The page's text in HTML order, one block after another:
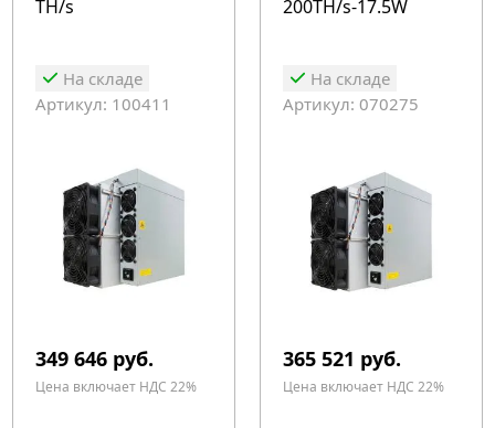
TH/s
На складе
Артикул: 100411
349 646 руб.
Цена включает НДС 22%
200TH/s-17.5W
На складе
Артикул: 070275
365 521 руб.
Цена включает НДС 22%